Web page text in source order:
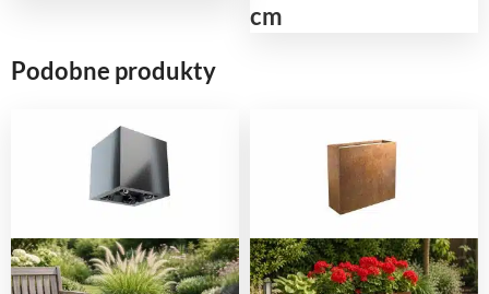
cm
Podobne produkty